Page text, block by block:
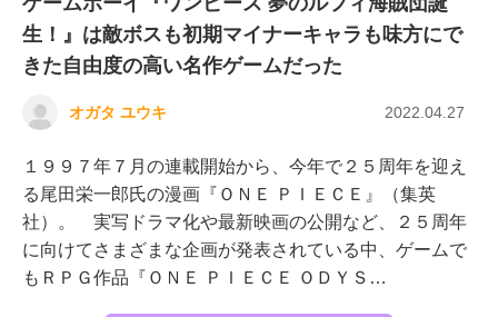
生！』は敵ボスも初期マイナーキャラも味方にで
きた自由度の高い名作ゲームだった
オガタ ユウキ 2022.04.27
１９９７年７月の連載開始から、今年で２５周年を迎え
る尾田栄一郎氏の漫画『ＯＮＥ ＰＩＥＣＥ』（集英
社）。 実写ドラマ化や最新映画の公開など、２５周年
に向けてさまざまな企画が発表されている中、ゲームで
もＲＰＧ作品『ＯＮＥ ＰＩＥＣＥ ＯＤＹＳ…